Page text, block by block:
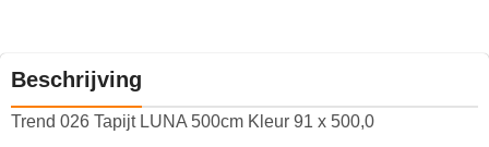
Beschrijving
Trend 026 Tapijt LUNA 500cm Kleur 91 x 500,0